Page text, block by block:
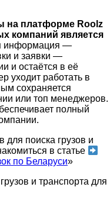
на платформе Roolz
компаний является
информация —
и заявки —
и остаётся в её
уходит работать в
сохраняется
или топ менеджеров.
полный
для поиска грузов и
в статье
по Беларуси»
и транспорта для